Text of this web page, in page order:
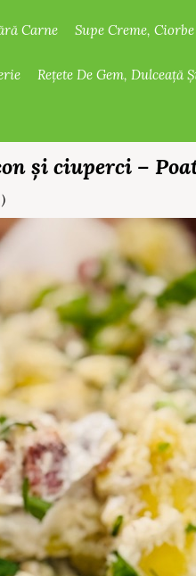
Carne Supe Creme, Ciorbe
Rețete De Gem, Dulceață
și ciuperci –